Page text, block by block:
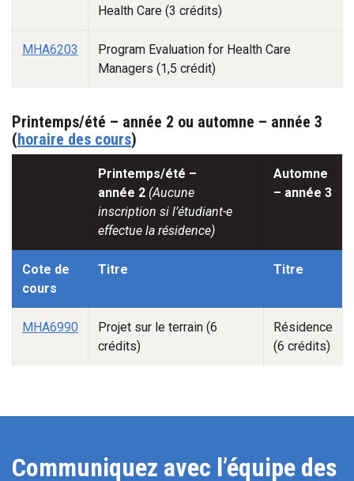
Health Care (3 crédits)
MHA6203
Program Evaluation for Health Care
Managers (1,5 crédit)
Printemps/été – année 2 ou automne – année 3
(horaire des cours)
Printemps/été –
année 2 (Aucune
inscription si l’étudiant-e
effectue la résidence)
Automne
– année 3
Cote de
cours
Titre Titre
MHA6990
Projet sur le terrain (6
crédits)
Résidence
(6 crédits)
Communiquez avec l’équipe des